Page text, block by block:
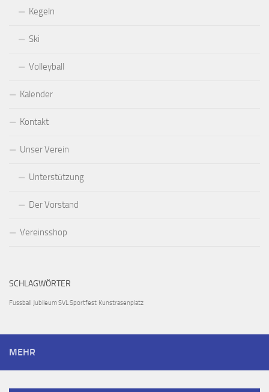
Kegeln
Ski
Volleyball
Kalender
Kontakt
Unser Verein
Unterstützung
Der Vorstand
Vereinsshop
SCHLAGWÖRTER
Fussball Jubileum SVL Sportfest Kunstrasenplatz
MEHR